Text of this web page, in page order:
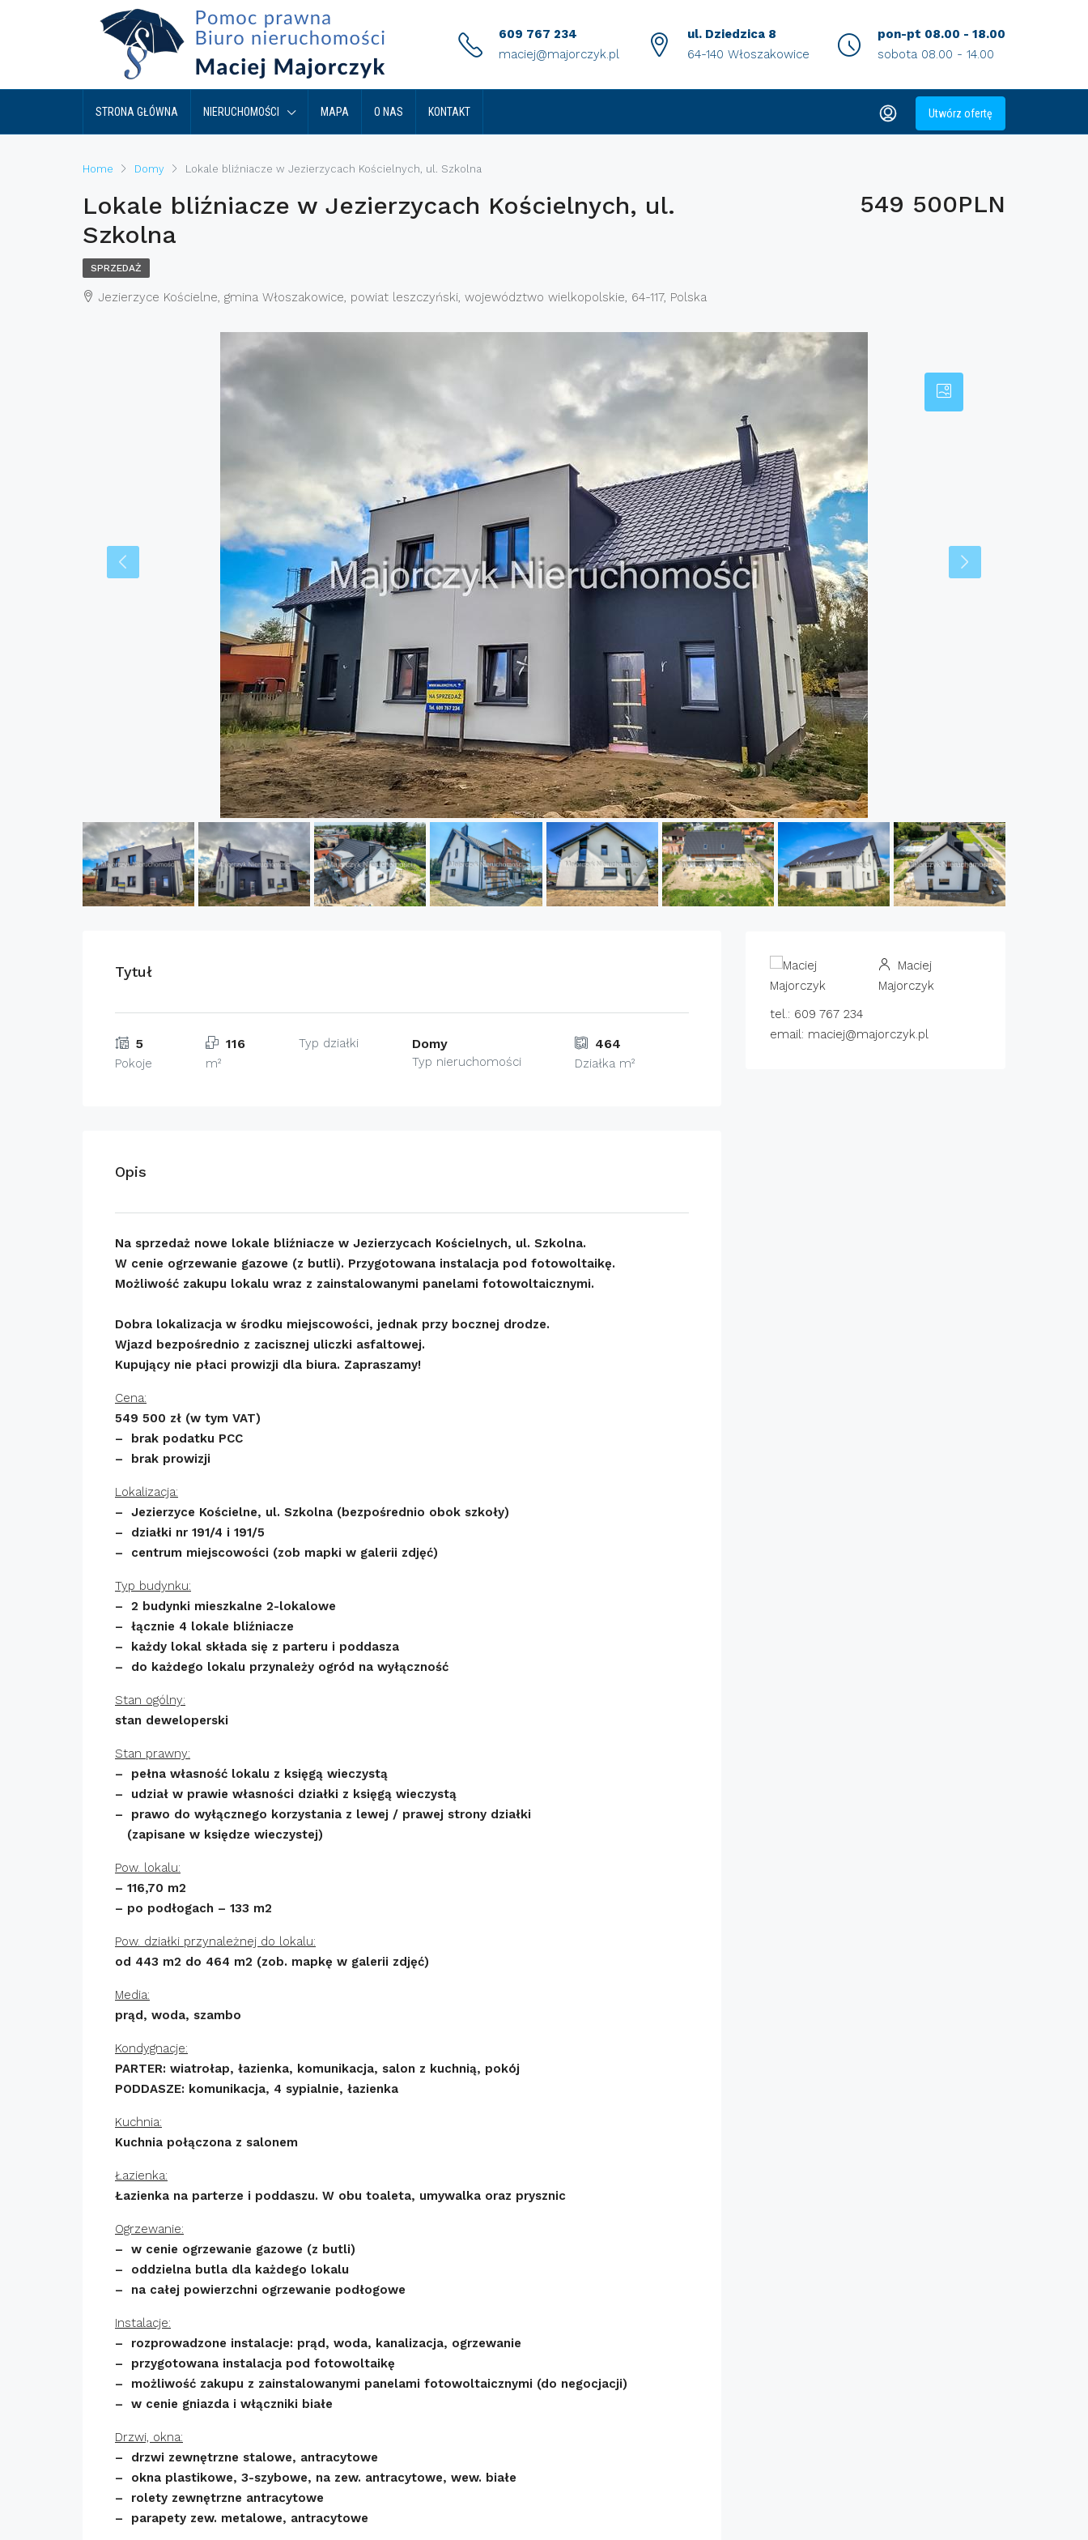
609 767 234
maciej@majorczyk.pl
ul. Dziedzica 8
64-140 Włoszakowice
pon-pt 08.00 - 18.00
sobota 08.00 - 14.00
STRONA GŁÓWNA NIERUCHOMOŚCI MAPA O NAS KONTAKT Utwórz ofertę
Home Domy Lokale bliźniacze w Jezierzycach Kościelnych, ul. Szkolna
Lokale bliźniacze w Jezierzycach Kościelnych, ul.
Szkolna
549 500PLN
SPRZEDAŻ
Jezierzyce Kościelne, gmina Włoszakowice, powiat leszczyński, województwo wielkopolskie, 64-117, Polska
Tytuł
5
Pokoje
116
m²
Typ działki Domy
Typ nieruchomości
464
Działka m²
Opis
Na sprzedaż nowe lokale bliźniacze w Jezierzycach Kościelnych, ul. Szkolna.
W cenie ogrzewanie gazowe (z butli). Przygotowana instalacja pod fotowoltaikę.
Możliwość zakupu lokalu wraz z zainstalowanymi panelami fotowoltaicznymi.
Dobra lokalizacja w środku miejscowości, jednak przy bocznej drodze.
Wjazd bezpośrednio z zacisznej uliczki asfaltowej.
Kupujący nie płaci prowizji dla biura. Zapraszamy!
Cena:
549 500 zł (w tym VAT)
– brak podatku PCC
– brak prowizji
Lokalizacja:
– Jezierzyce Kościelne, ul. Szkolna (bezpośrednio obok szkoły)
– działki nr 191/4 i 191/5
– centrum miejscowości (zob mapki w galerii zdjęć)
Typ budynku:
– 2 budynki mieszkalne 2-lokalowe
– łącznie 4 lokale bliźniacze
– każdy lokal składa się z parteru i poddasza
– do każdego lokalu przynależy ogród na wyłączność
Stan ogólny:
stan deweloperski
Stan prawny:
– pełna własność lokalu z księgą wieczystą
– udział w prawie własności działki z księgą wieczystą
– prawo do wyłącznego korzystania z lewej / prawej strony działki
(zapisane w księdze wieczystej)
Pow. lokalu:
– 116,70 m2
– po podłogach – 133 m2
Pow. działki przynależnej do lokalu:
od 443 m2 do 464 m2 (zob. mapkę w galerii zdjęć)
Media:
prąd, woda, szambo
Kondygnacje:
PARTER: wiatrołap, łazienka, komunikacja, salon z kuchnią, pokój
PODDASZE: komunikacja, 4 sypialnie, łazienka
Kuchnia:
Kuchnia połączona z salonem
Łazienka:
Łazienka na parterze i poddaszu. W obu toaleta, umywalka oraz prysznic
Ogrzewanie:
– w cenie ogrzewanie gazowe (z butli)
– oddzielna butla dla każdego lokalu
– na całej powierzchni ogrzewanie podłogowe
Instalacje:
– rozprowadzone instalacje: prąd, woda, kanalizacja, ogrzewanie
– przygotowana instalacja pod fotowoltaikę
– możliwość zakupu z zainstalowanymi panelami fotowoltaicznymi (do negocjacji)
– w cenie gniazda i włączniki białe
Drzwi, okna:
– drzwi zewnętrzne stalowe, antracytowe
– okna plastikowe, 3-szybowe, na zew. antracytowe, wew. białe
– rolety zewnętrzne antracytowe
– parapety zew. metalowe, antracytowe
Maciej
Majorczyk
tel.: 609 767 234
email: maciej@majorczyk.pl